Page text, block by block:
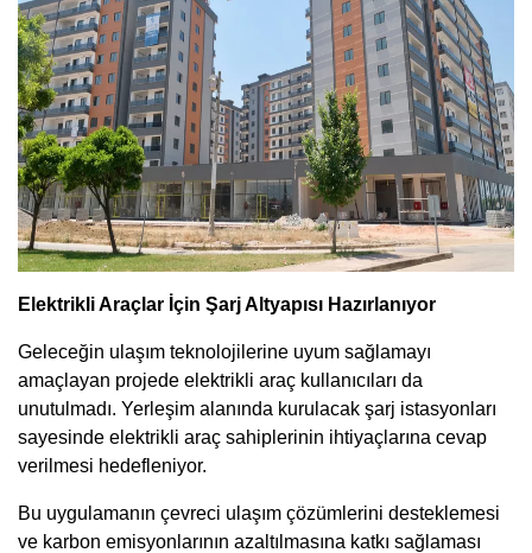
Elektrikli Araçlar İçin Şarj Altyapısı Hazırlanıyor
Geleceğin ulaşım teknolojilerine uyum sağlamayı
amaçlayan projede elektrikli araç kullanıcıları da
unutulmadı. Yerleşim alanında kurulacak şarj istasyonları
sayesinde elektrikli araç sahiplerinin ihtiyaçlarına cevap
verilmesi hedefleniyor.
Bu uygulamanın çevreci ulaşım çözümlerini desteklemesi
ve karbon emisyonlarının azaltılmasına katkı sağlaması